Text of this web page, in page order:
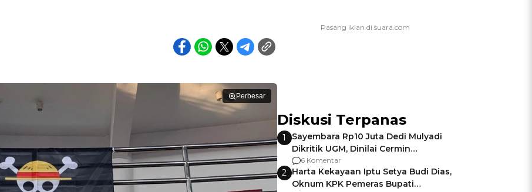
Perbesar
Diskusi Terpanas
1
Sayembara Rp10 Juta Dedi Mulyadi
Dikritik UGM, Dinilai Cermin
Gagalnya Negara Jamin Keamanan
6 Komentar
2 Harta Kekayaan Iptu Setya Budi Dias,
Oknum KPK Pemeras Bupati